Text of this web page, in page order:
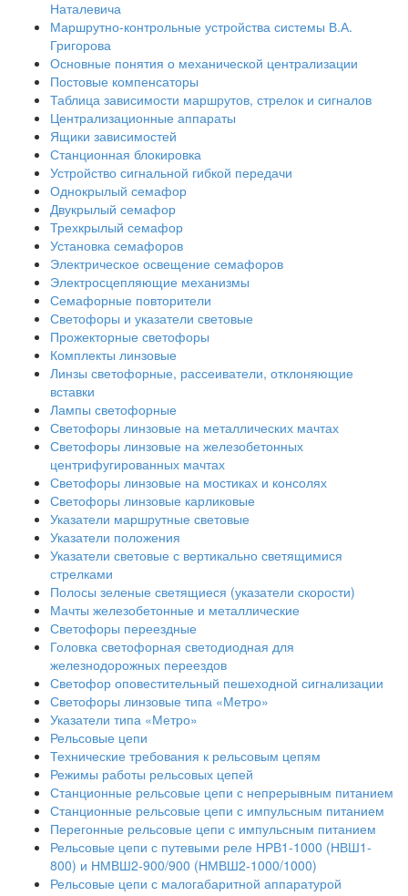
Наталевича
Маршрутно-контрольные устройства системы В.А.
Григорова
Основные понятия о механической централизации
Постовые компенсаторы
Таблица зависимости маршрутов, стрелок и сигналов
Централизационные аппараты
Ящики зависимостей
Станционная блокировка
Устройство сигнальной гибкой передачи
Однокрылый семафор
Двукрылый семафор
Трехкрылый семафор
Установка семафоров
Электрическое освещение семафоров
Электросцепляющие механизмы
Семафорные повторители
Светофоры и указатели световые
Прожекторные светофоры
Комплекты линзовые
Линзы светофорные, рассеиватели, отклоняющие
вставки
Лампы светофорные
Светофоры линзовые на металлических мачтах
Светофоры линзовые на железобетонных
центрифугированных мачтах
Светофоры линзовые на мостиках и консолях
Светофоры линзовые карликовые
Указатели маршрутные световые
Указатели положения
Указатели световые с вертикально светящимися
стрелками
Полосы зеленые светящиеся (указатели скорости)
Мачты железобетонные и металлические
Светофоры переездные
Головка светофорная светодиодная для
железнодорожных переездов
Светофор оповестительный пешеходной сигнализации
Светофоры линзовые типа «Метро»
Указатели типа «Метро»
Рельсовые цепи
Технические требования к рельсовым цепям
Режимы работы рельсовых цепей
Станционные рельсовые цепи с непрерывным питанием
Станционные рельсовые цепи с импульсным питанием
Перегонные рельсовые цепи с импульсным питанием
Рельсовые цепи с путевыми реле НРВ1-1000 (НВШ1-
800) и НМВШ2-900/900 (НМВШ2-1000/1000)
Рельсовые цепи с малогабаритной аппаратурой